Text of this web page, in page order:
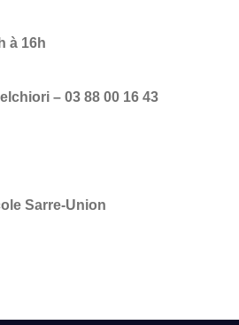
à 16h
– 03 88 00 16 43
Sarre-Union